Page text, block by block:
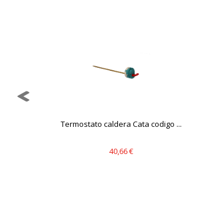
Termostato caldera Cata codigo ...
40,66 €
Puedes volver a